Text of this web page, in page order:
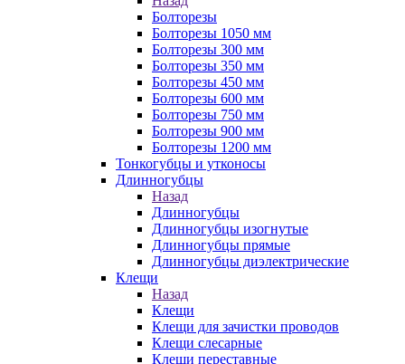
Болторезы
Болторезы 1050 мм
Болторезы 300 мм
Болторезы 350 мм
Болторезы 450 мм
Болторезы 600 мм
Болторезы 750 мм
Болторезы 900 мм
Болторезы 1200 мм
Тонкогубцы и утконосы
Длинногубцы
Назад
Длинногубцы
Длинногубцы изогнутые
Длинногубцы прямые
Длинногубцы диэлектрические
Клещи
Назад
Клещи
Клещи для зачистки проводов
Клещи слесарные
Клещи переставные